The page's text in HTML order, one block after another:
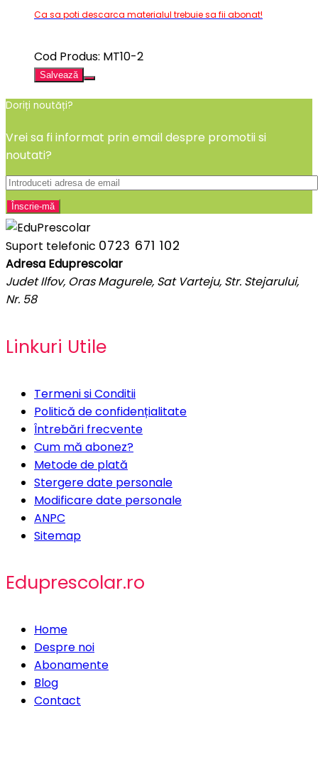
Ca sa poti descarca materialul trebuie sa fii abonat!
Cod Produs: MT10-2
Salvează
Doriți noutăți?
Vrei sa fi informat prin email despre promotii si
noutati?
Suport telefonic 0723 671 102
Adresa Eduprescolar
Judet Ilfov, Oras Magurele, Sat Varteju, Str. Stejarului,
Nr. 58
Linkuri Utile
Termeni si Conditii
Politică de confidențialitate
Întrebări frecvente
Cum mă abonez?
Metode de plată
Stergere date personale
Modificare date personale
ANPC
Sitemap
Eduprescolar.ro
Home
Despre noi
Abonamente
Blog
Contact